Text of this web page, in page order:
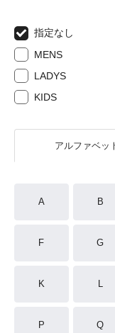
指定なし
MENS
LADYS
KIDS
アルファベッ
A B
F G
K L
P Q